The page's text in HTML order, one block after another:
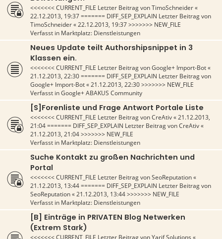
<<<<<<< CURRENT_FILE Letzter Beitrag vonTimoSchneider«
22.12.2013, 19:37======= DIFF_SEP_EXPLAIN Letzter Beitrag von
TimoSchneider«22.12.2013, 19:37>>>>>>> NEW_FILE
Verfasst in Marktplatz: Dienstleistungen
Neues Update teilt Authorshipsnippet in 3
Klassen ein.
<<<<<<< CURRENT_FILE Letzter Beitrag vonGoogle+ Import-Bot«
21.12.2013, 22:30======= DIFF_SEP_EXPLAIN Letzter Beitrag von
Google+ Import-Bot«21.12.2013, 22:30>>>>>>> NEW_FILE
Verfasst inGoogle+ ABAKUS Community
[S]Forenliste und Frage Antwort Portale Liste
<<<<<<< CURRENT_FILE Letzter Beitrag vonCreAtiv«21.12.2013,
21:04======= DIFF_SEP_EXPLAIN Letzter Beitrag vonCreAtiv«
21.12.2013, 21:04>>>>>>> NEW_FILE
Verfasst in Marktplatz: Dienstleistungen
Suche Kontakt zu großen Nachrichten und
Portal
<<<<<<< CURRENT_FILE Letzter Beitrag vonSeoReputation«
21.12.2013, 13:44======= DIFF_SEP_EXPLAIN Letzter Beitrag von
SeoReputation«21.12.2013, 13:44>>>>>>> NEW_FILE
Verfasst in Marktplatz: Dienstleistungen
[B] Einträge in PRIVATEN Blog Netwerken
(Extrem Stark)
<<<<<<< CURRENT_FILE Letzter Beitrag vonYarif Solutions «